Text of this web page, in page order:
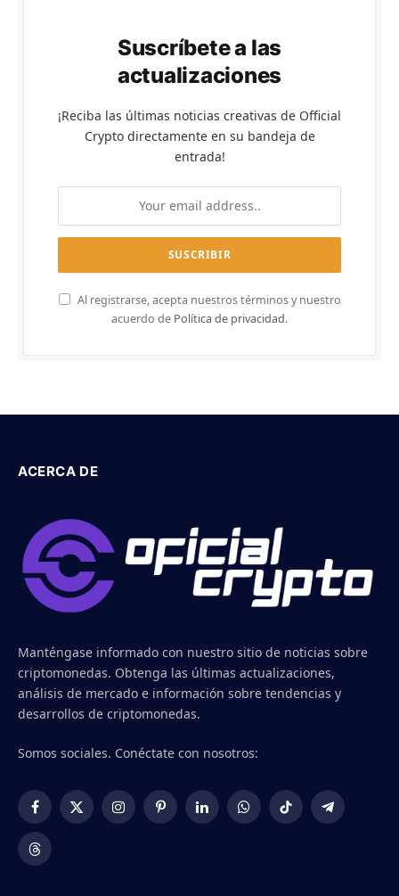
Suscríbete a las
actualizaciones
¡Reciba las últimas noticias creativas de Official
Crypto directamente en su bandeja de
entrada!
Al registrarse, acepta nuestros términos y nuestro
acuerdo de Política de privacidad.
ACERCA DE
Manténgase informado con nuestro sitio de noticias sobre
criptomonedas. Obtenga las últimas actualizaciones,
análisis de mercado e información sobre tendencias y
desarrollos de criptomonedas.
Somos sociales. Conéctate con nosotros:
Facebook
X
InstagramPinterestLinkedInWhatsApp
TikTok Telegram
Threads